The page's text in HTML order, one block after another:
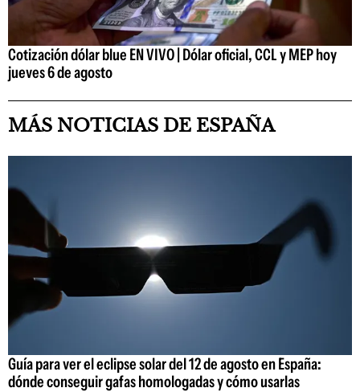
Cotización dólar blue EN VIVO | Dólar oficial, CCL y MEP hoy
jueves 6 de agosto
MÁS NOTICIAS DE ESPAÑA
Guía para ver el eclipse solar del 12 de agosto en España:
dónde conseguir gafas homologadas y cómo usarlas